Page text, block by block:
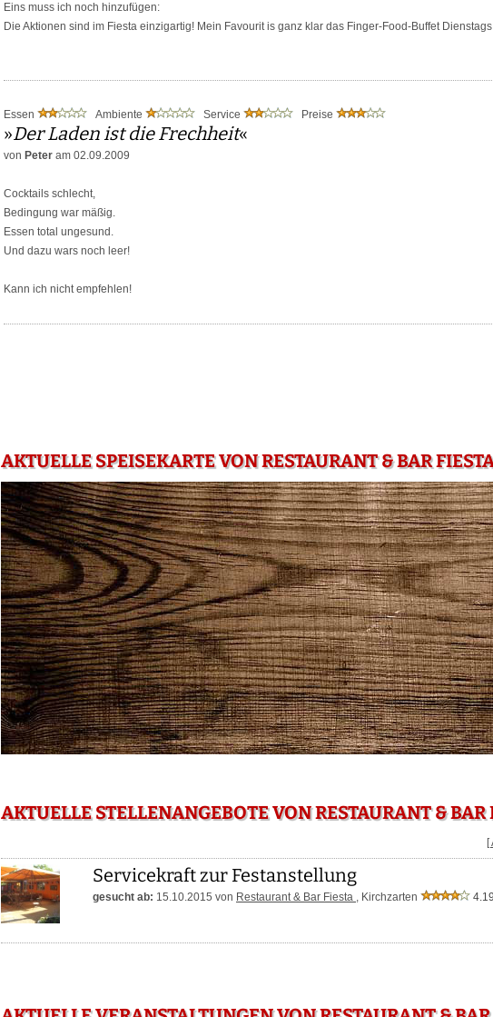
Eins muss ich noch hinzufügen:
Die Aktionen sind im Fiesta einzigartig! Mein Favourit is ganz klar das Finger-Food-Buffet
Essen Ambiente Service Preise
»Der Laden ist die Frechheit«
von Peter am 02.09.2009
Cocktails schlecht,
Bedingung war mäßig.
Essen total ungesund.
Und dazu wars noch leer!
Kann ich nicht empfehlen!
AKTUELLE SPEISEKARTE VON RESTAURANT & BAR
AKTUELLE STELLENANGEBOTE VON RESTAURANT &
Servicekraft zur Festanstellung
gesucht ab: 15.10.2015 von Restaurant & Bar Fiesta , Kirchzarten